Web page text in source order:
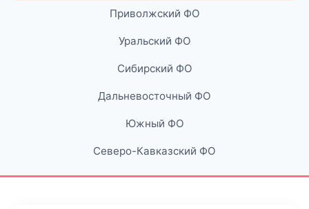
Приволжский ФО
Уральский ФО
Сибирский ФО
Дальневосточный ФО
Южный ФО
Северо-Кавказский ФО